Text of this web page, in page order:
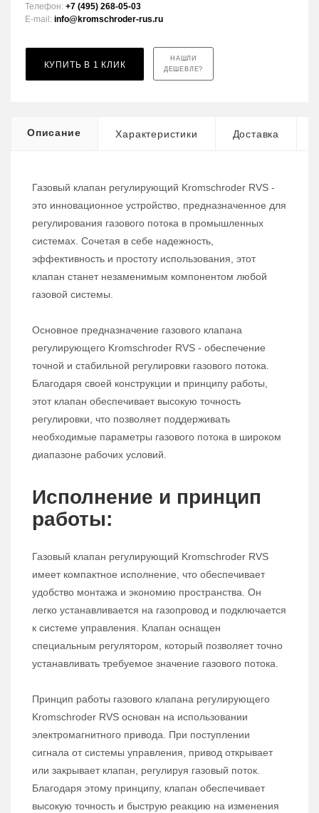
Телефон: +7 (495) 268-05-03
E-mail: info@kromschroder-rus.ru
КУПИТЬ В 1 КЛИК
НАШЛИ
ДЕШЕВЛЕ?
Описание Характеристики Доставка
Газовый клапан регулирующий Kromschroder RVS -
это инновационное устройство, предназначенное для
регулирования газового потока в промышленных
системах. Сочетая в себе надежность,
эффективность и простоту использования, этот
клапан станет незаменимым компонентом любой
газовой системы.
Основное предназначение газового клапана
регулирующего Kromschroder RVS - обеспечение
точной и стабильной регулировки газового потока.
Благодаря своей конструкции и принципу работы,
этот клапан обеспечивает высокую точность
регулировки, что позволяет поддерживать
необходимые параметры газового потока в широком
диапазоне рабочих условий.
Исполнение и принцип
работы:
Газовый клапан регулирующий Kromschroder RVS
имеет компактное исполнение, что обеспечивает
удобство монтажа и экономию пространства. Он
легко устанавливается на газопровод и подключается
к системе управления. Клапан оснащен
специальным регулятором, который позволяет точно
устанавливать требуемое значение газового потока.
Принцип работы газового клапана регулирующего
Kromschroder RVS основан на использовании
электромагнитного привода. При поступлении
сигнала от системы управления, привод открывает
или закрывает клапан, регулируя газовый поток.
Благодаря этому принципу, клапан обеспечивает
высокую точность и быструю реакцию на изменения